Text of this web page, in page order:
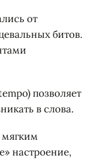
от
битов.
позволяет
в слова.
мягким
настроение,